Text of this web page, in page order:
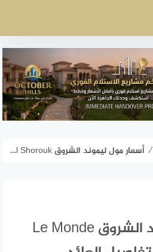
⁄ أسعار مول ليموند الشروق Le Monde Mall El Shorouk تفاصيل العائد
أسعار مول ليموند الشروق Le Monde